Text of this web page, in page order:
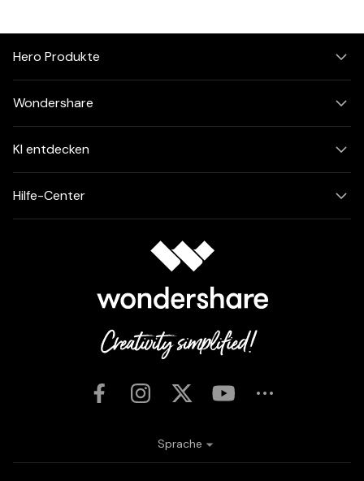
Hero Produkte
Wondershare
KI entdecken
Hilfe-Center
Sprache